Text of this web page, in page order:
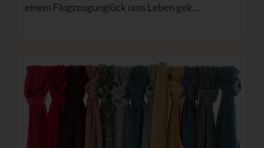
einem Flugzeugunglück ums Leben gek…